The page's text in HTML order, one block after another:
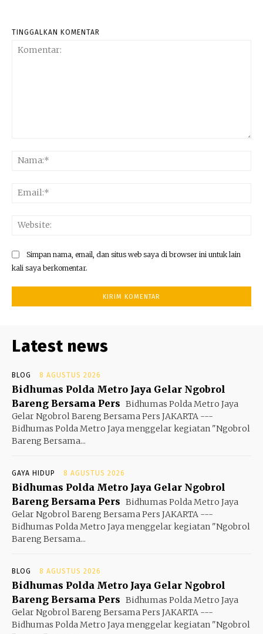
TINGGALKAN KOMENTAR
Simpan nama, email, dan situs web saya di browser ini untuk lain
kali saya berkomentar.
Latest news
BLOG 8 AGUSTUS 2026
Bidhumas Polda Metro Jaya Gelar Ngobrol
Bareng Bersama Pers Bidhumas Polda Metro Jaya
Gelar Ngobrol Bareng Bersama Pers JAKARTA ---
Bidhumas Polda Metro Jaya menggelar kegiatan "Ngobrol
Bareng Bersama...
GAYA HIDUP 8 AGUSTUS 2026
Bidhumas Polda Metro Jaya Gelar Ngobrol
Bareng Bersama Pers Bidhumas Polda Metro Jaya
Gelar Ngobrol Bareng Bersama Pers JAKARTA ---
Bidhumas Polda Metro Jaya menggelar kegiatan "Ngobrol
Bareng Bersama...
BLOG 8 AGUSTUS 2026
Bidhumas Polda Metro Jaya Gelar Ngobrol
Bareng Bersama Pers Bidhumas Polda Metro Jaya
Gelar Ngobrol Bareng Bersama Pers JAKARTA ---
Bidhumas Polda Metro Jaya menggelar kegiatan "Ngobrol